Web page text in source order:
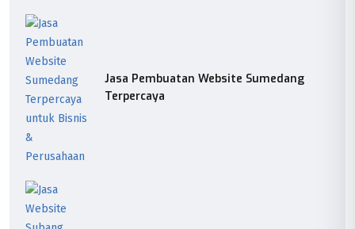
Jasa Pembuatan Website Sumedang
Terpercaya